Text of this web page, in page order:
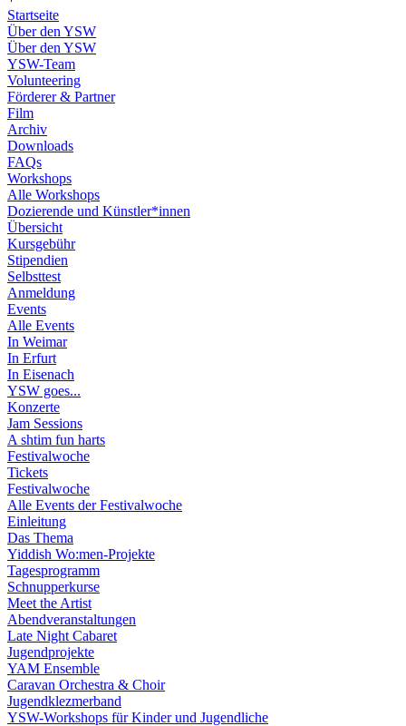
Startseite
Über den YSW
Über den YSW
YSW-Team
Volunteering
Förderer & Partner
Film
Archiv
Downloads
FAQs
Workshops
Alle Workshops
Dozierende und Künstler*innen
Übersicht
Kursgebühr
Stipendien
Selbsttest
Anmeldung
Events
Alle Events
In Weimar
In Erfurt
In Eisenach
YSW goes...
Konzerte
Jam Sessions
A shtim fun harts
Festivalwoche
Tickets
Festivalwoche
Alle Events der Festivalwoche
Einleitung
Das Thema
Yiddish Wo:men-Projekte
Tagesprogramm
Schnupperkurse
Meet the Artist
Abendveranstaltungen
Late Night Cabaret
Jugendprojekte
YAM Ensemble
Caravan Orchestra & Choir
Jugendklezmerband
YSW-Workshops für Kinder und Jugendliche